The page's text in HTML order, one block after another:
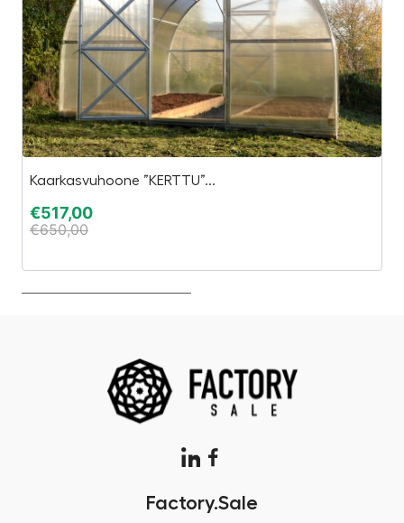
Kaarkasvuhoone ”KERTTU”...
€517,00
€650,00
Factory.Sale